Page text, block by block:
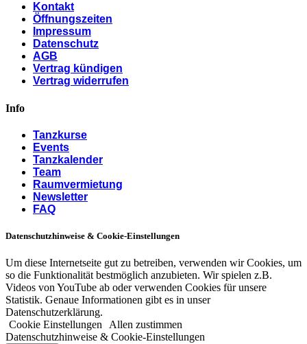
Kontakt
Öffnungszeiten
Impressum
Datenschutz
AGB
Vertrag kündigen
Vertrag widerrufen
Info
Tanzkurse
Events
Tanzkalender
Team
Raumvermietung
Newsletter
FAQ
Datenschutzhinweise & Cookie-Einstellungen
Um diese Internetseite gut zu betreiben, verwenden wir Cookies, um
so die Funktionalität bestmöglich anzubieten. Wir spielen z.B.
Videos von YouTube ab oder verwenden Cookies für unsere
Statistik. Genaue Informationen gibt es in unser
Datenschutzerklärung.
Cookie Einstellungen
Allen zustimmen
Datenschutzhinweise & Cookie-Einstellungen